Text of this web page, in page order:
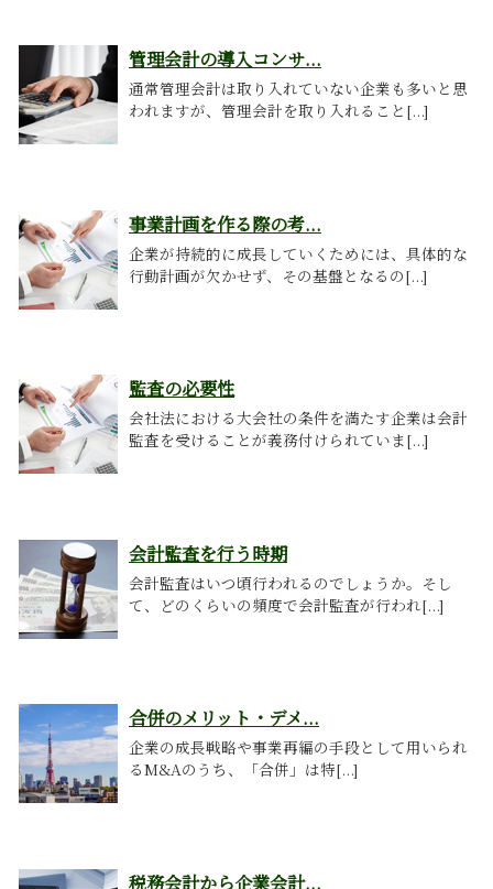
管理会計の導入コンサ...
通常管理会計は取り入れていない企業も多いと思
われますが、管理会計を取り入れること[...]
事業計画を作る際の考...
企業が持続的に成長していくためには、具体的な
行動計画が欠かせず、その基盤となるの[...]
監査の必要性
会社法における大会社の条件を満たす企業は会計
監査を受けることが義務付けられていま[...]
会計監査を行う時期
会計監査はいつ頃行われるのでしょうか。そし
て、どのくらいの頻度で会計監査が行われ[...]
合併のメリット・デメ...
企業の成長戦略や事業再編の手段として用いられ
るM&Aのうち、「合併」は特[...]
税務会計から企業会計...